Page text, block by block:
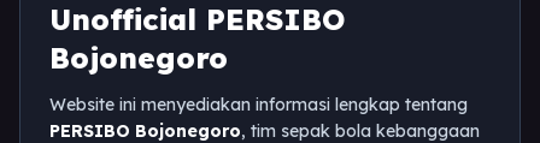
Unofficial PERSIBO
Bojonegoro
Website ini menyediakan informasi lengkap tentang
PERSIBO Bojonegoro, tim sepak bola kebanggaan